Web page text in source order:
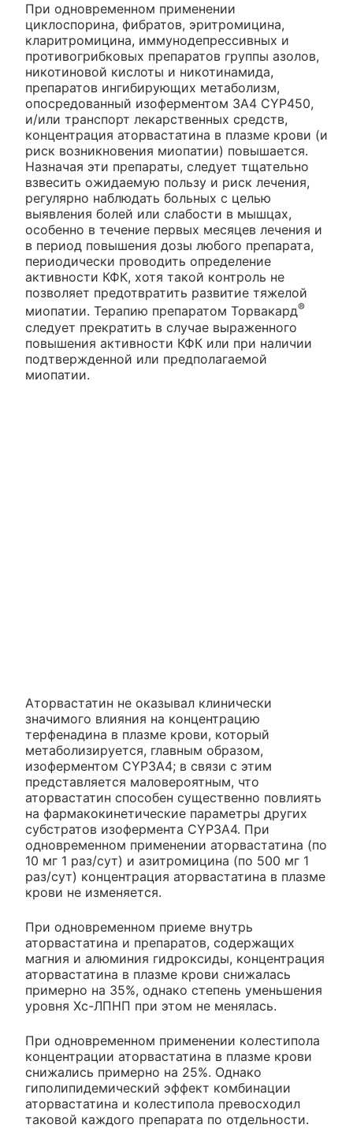
При одновременном применении
циклоспорина, фибратов, эритромицина,
кларитромицина, иммунодепрессивных и
противогрибковых препаратов группы азолов,
никотиновой кислоты и никотинамида,
препаратов ингибирующих метаболизм,
опосредованный изоферментом 3А4 CYP450,
и/или транспорт лекарственных средств,
концентрация аторвастатина в плазме крови (и
риск возникновения миопатии) повышается.
Назначая эти препараты, следует тщательно
взвесить ожидаемую пользу и риск лечения,
регулярно наблюдать больных с целью
выявления болей или слабости в мышцах,
особенно в течение первых месяцев лечения и
в период повышения дозы любого препарата,
периодически проводить определение
активности КФК, хотя такой контроль не
позволяет предотвратить развитие тяжелой
миопатии. Терапию препаратом Торвакард®
следует прекратить в случае выраженного
повышения активности КФК или при наличии
подтвержденной или предполагаемой
миопатии.
Аторвастатин не оказывал клинически
значимого влияния на концентрацию
терфенадина в плазме крови, который
метаболизируется, главным образом,
изоферментом CYP3A4; в связи с этим
представляется маловероятным, что
аторвастатин способен существенно повлиять
на фармакокинетические параметры других
субстратов изофермента CYP3A4. При
одновременном применении аторвастатина (по
10 мг 1 раз/сут) и азитромицина (по 500 мг 1
раз/сут) концентрация аторвастатина в плазме
крови не изменяется.
При одновременном приеме внутрь
аторвастатина и препаратов, содержащих
магния и алюминия гидроксиды, концентрация
аторвастатина в плазме крови снижалась
примерно на 35%, однако степень уменьшения
уровня Хс-ЛПНП при этом не менялась.
При одновременном применении колестипола
концентрации аторвастатина в плазме крови
снижались примерно на 25%. Однако
гиполипидемический эффект комбинации
аторвастатина и колестипола превосходил
таковой каждого препарата по отдельности.